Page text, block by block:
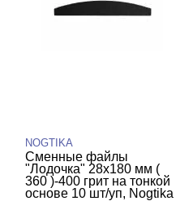
NOGTIKA
Сменные файлы
"Лодочка" 28х180 мм (
360 )-400 грит на тонкой
основе 10 шт/уп, Nogtika